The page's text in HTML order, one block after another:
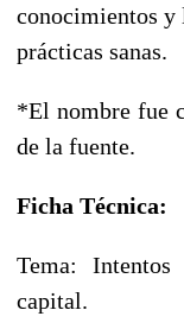
conocimientos y
prácticas sanas.
*El nombre fue
de la fuente.
Ficha Técnica:
Tema: Intentos
capital.